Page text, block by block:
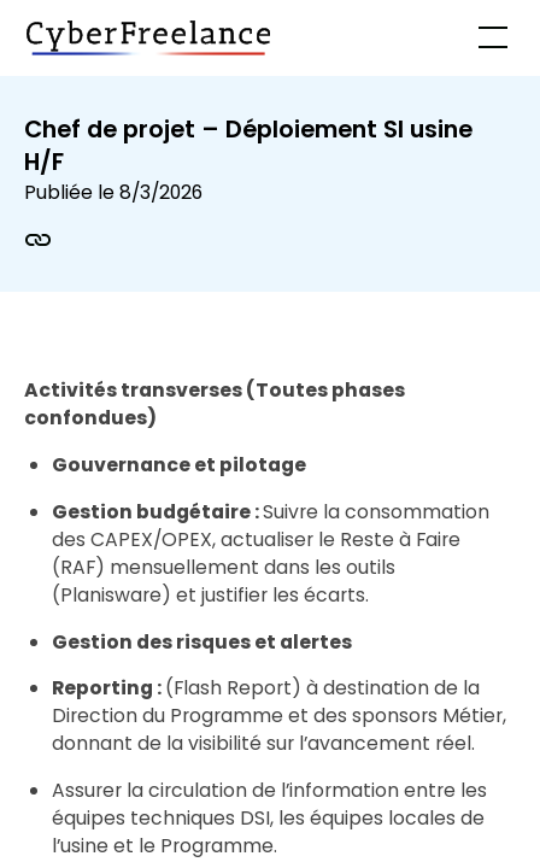
Chef de projet – Déploiement SI usine
H/F
Publiée le8/3/2026
Activités transverses (Toutes phases
confondues)
Gouvernance et pilotage
Gestion budgétaire :Suivre la consommation
des CAPEX/OPEX, actualiser le Reste à Faire
(RAF) mensuellement dans les outils
(Planisware) et justifier les écarts.
Gestion des risques et alertes
Reporting :(Flash Report) à destination de la
Direction du Programme et des sponsors Métier,
donnant de la visibilité sur l’avancement réel.
Assurer la circulation de l’information entre les
équipes techniques DSI, les équipes locales de
l’usine et le Programme.